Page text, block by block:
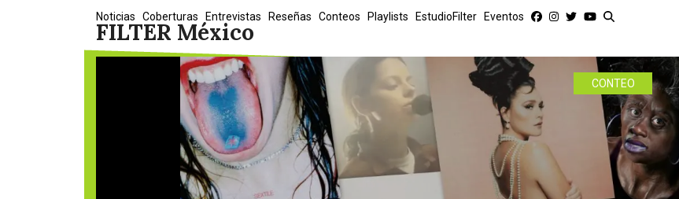
FILTER México
Noticias Coberturas Entrevistas Reseñas Conteos Playlists EstudioFilter Eventos
CONTEO